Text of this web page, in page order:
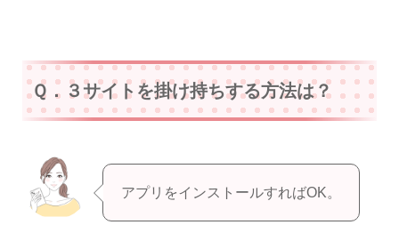
Ｑ．３サイトを掛け持ちする方法は？
アプリをインストールすればOK。